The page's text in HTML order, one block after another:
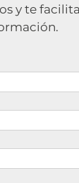
y te